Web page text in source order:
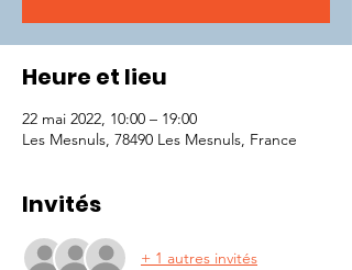
Heure et lieu
22 mai 2022, 10:00 – 19:00
Les Mesnuls, 78490 Les Mesnuls, France
Invités
+ 1 autres invités